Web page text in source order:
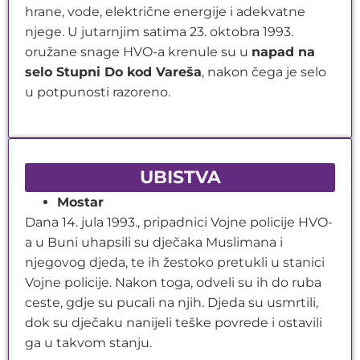
hrane, vode, električne energije i adekvatne
njege. U jutarnjim satima 23. oktobra 1993.
oružane snage HVO-a krenule su u napad na
selo Stupni Do kod Vareša, nakon čega je selo
u potpunosti razoreno.
UBISTVA
Mostar
Dana 14. jula 1993., pripadnici Vojne policije HVO-
a u Buni uhapsili su dječaka Muslimana i
njegovog djeda, te ih žestoko pretukli u stanici
Vojne policije. Nakon toga, odveli su ih do ruba
ceste, gdje su pucali na njih. Djeda su usmrtili,
dok su dječaku nanijeli teške povrede i ostavili
ga u takvom stanju.